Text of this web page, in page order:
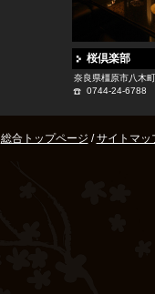
桜倶楽部
奈良県橿原市八木
0744-24-6788
総合トップページ /サイトマッ